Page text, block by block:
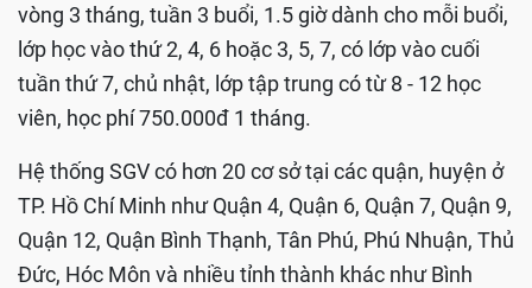
vòng 3 tháng, tuần 3 buổi, 1.5 giờ dành cho mỗi buổi,
lớp học vào thứ 2, 4, 6 hoặc 3, 5, 7, có lớp vào cuối
tuần thứ 7, chủ nhật, lớp tập trung có từ 8 - 12 học
viên, học phí 750.000đ 1 tháng.
Hệ thống SGV có hơn 20 cơ sở tại các quận, huyện ở
TP. Hồ Chí Minh như Quận 4, Quận 6, Quận 7, Quận 9,
Quận 12, Quận Bình Thạnh, Tân Phú, Phú Nhuận, Thủ
Đức, Hóc Môn và nhiều tỉnh thành khác như Bình